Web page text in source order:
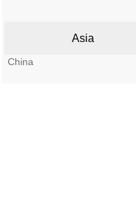
Asia
China